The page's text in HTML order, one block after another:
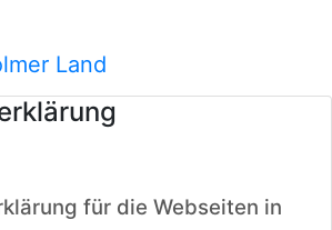
Land
für die Webseiten in